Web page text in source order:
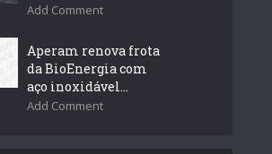
Add Comment
Aperam renova frota
da BioEnergia com
aço inoxidável...
Add Comment